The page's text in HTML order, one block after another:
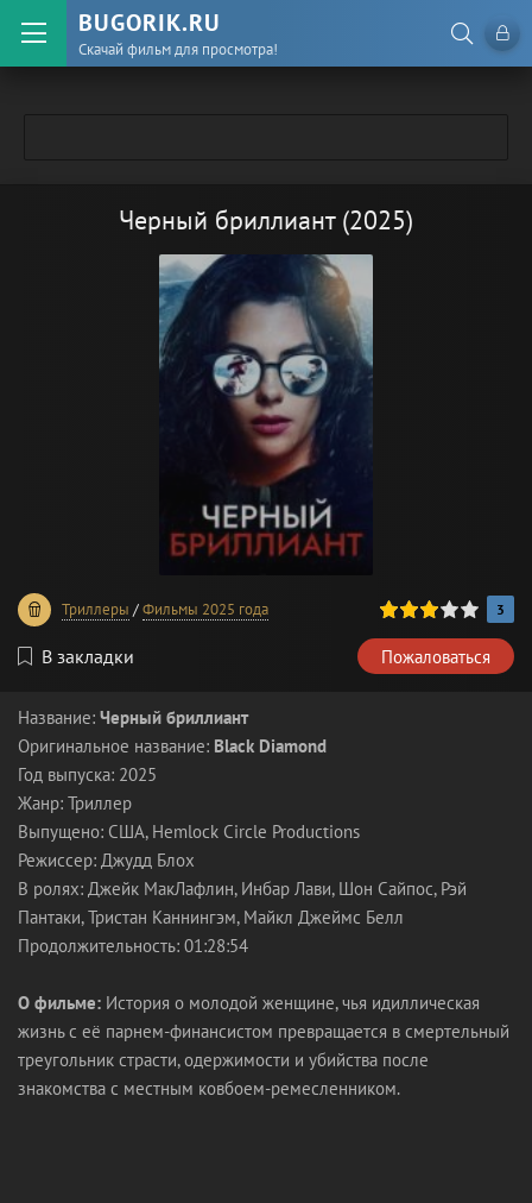
BUGORIK.RU
Скачай фильм для просмотра!
Черный бриллиант (2025)
Триллеры /Фильмы 2025 года
60 1 3
В закладки Пожаловаться
Название: Черный бриллиант
Оригинальное название: Black Diamond
Год выпуска: 2025
Жанр: Триллер
Выпущено: США, Hemlock Circle Productions
Режиссер: Джудд Блох
В ролях: Джейк МакЛафлин, Инбар Лави, Шон Сайпос, Рэй
Пантаки, Тристан Каннингэм, Майкл Джеймс Белл
Продолжительность: 01:28:54
О фильме: История о молодой женщине, чья идиллическая
жизнь с её парнем-финансистом превращается в смертельный
треугольник страсти, одержимости и убийства после
знакомства с местным ковбоем-ремесленником.